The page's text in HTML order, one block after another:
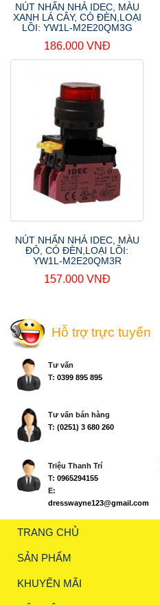
NÚT NHẤN NHẢ IDEC, MÀU
XANH LÁ CÂY, CÓ ĐÈN,LOẠI
LỒI: YW1L-M2E20QM3G
186.000 VNĐ
NÚT NHẤN NHẢ IDEC, MÀU
ĐỎ, CÓ ĐÈN,LOẠI LỒI:
YW1L-M2E20QM3R
157.000 VNĐ
Hỗ trợ trực tuyến
Tư vấn
T: 0399 895 895
Tư vấn bán hàng
T: (0251) 3 680 260
Triệu Thanh Trí
T: 0965294155
E:
dresswayne123@gmail.com
TRANG CHỦ
SẢN PHẨM
KHUYẾN MÃI